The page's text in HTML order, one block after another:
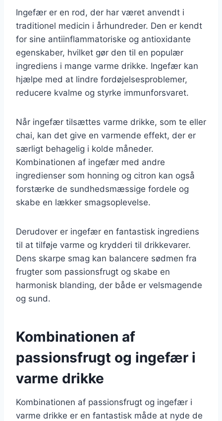
Ingefær er en rod, der har været anvendt i
traditionel medicin i århundreder. Den er kendt
for sine antiinflammatoriske og antioxidante
egenskaber, hvilket gør den til en populær
ingrediens i mange varme drikke. Ingefær kan
hjælpe med at lindre fordøjelsesproblemer,
reducere kvalme og styrke immunforsvaret.
Når ingefær tilsættes varme drikke, som te eller
chai, kan det give en varmende effekt, der er
særligt behagelig i kolde måneder.
Kombinationen af ingefær med andre
ingredienser som honning og citron kan også
forstærke de sundhedsmæssige fordele og
skabe en lækker smagsoplevelse.
Derudover er ingefær en fantastisk ingrediens
til at tilføje varme og krydderi til drikkevarer.
Dens skarpe smag kan balancere sødmen fra
frugter som passionsfrugt og skabe en
harmonisk blanding, der både er velsmagende
og sund.
Kombinationen af
passionsfrugt og ingefær i
varme drikke
Kombinationen af passionsfrugt og ingefær i
varme drikke er en fantastisk måde at nyde de